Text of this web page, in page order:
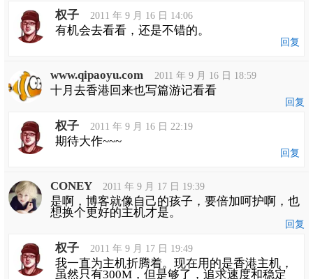
权子 2011 年 9 月 16 日 14:06
有机会去看看，还是不错的。
回复
www.qipaoyu.com 2011 年 9 月 16 日 18:59
十月去香港回来也写篇游记看看
回复
权子 2011 年 9 月 16 日 22:19
期待大作~~~
回复
CONEY 2011 年 9 月 17 日 19:39
是啊，博客就像自己的孩子，要倍加呵护啊，也
想换个更好的主机才是。
回复
权子 2011 年 9 月 17 日 19:49
我一直为主机折腾着。现在用的是香港主机，
虽然只有300M，但是够了，追求速度和稳定